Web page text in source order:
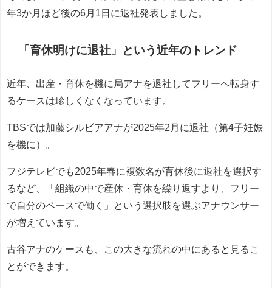
年3か月ほど後の6月1日に退社発表しました。
「育休明けに退社」という近年のトレンド
近年、出産・育休を機に局アナを退社してフリーへ転身す
るケースは珍しくなくなっています。
TBSでは加藤シルビアアナが2025年2月に退社（第4子妊娠
を機に）。
フジテレビでも2025年春に複数名が育休後に退社を選択す
るなど、「組織の中で産休・育休を繰り返すより、フリー
で自分のペースで働く」という選択肢を選ぶアナウンサー
が増えています。
古谷アナのケースも、この大きな流れの中にあると見るこ
とができます。